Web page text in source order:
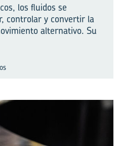
los fluidos se
controlar y convertir la
alternativo. Su